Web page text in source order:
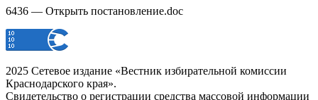
6436 — Открыть постановление.doc
2025 Сетевое издание «Вестник избирательной комиссии
Краснодарского края».
Свидетельство о регистрации средства массовой информации